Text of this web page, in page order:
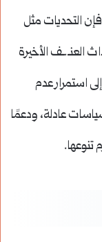
فإن التحديات مثل
العنـ.ـف الأخيرة
استمرار عدم
عادلة، ودعمًا
تنوعها.